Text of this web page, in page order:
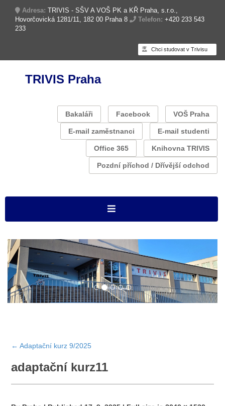
Adresa: TRIVIS - SŠV A VOŠ PK a KŘ Praha, s.r.o.,
Hovorčovická 1281/11, 182 00 Praha 8
Telefon: +420 233 543
233
Chci studovat v Trivisu
TRIVIS Praha
Bakaláři Facebook VOŠ Praha
E-mail zaměstnanci E-mail studenti
Office 365 Knihovna TRIVIS
Pozdní příchod / Dřívější odchod
← Adaptační kurz 9/2025
adaptační kurz11